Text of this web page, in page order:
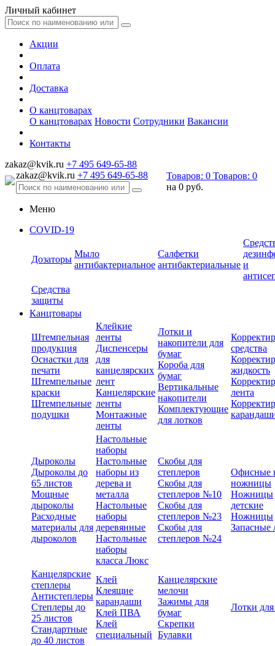
Личный кабинет
Акции
Оплата
Доставка
О канцтоварах
О канцтоварах Новости Сотрудники Вакансии
Контакты
zakaz@kvik.ru +7 495 649-65-88
zakaz@kvik.ru +7 495 649-65-88 Товаров: 0 Товаров: 0
на 0 руб.
Меню
COVID-19
Дозаторы
Мыло
антибактериальное
Салфетки
антибактериальные и
Средства
защиты
Канцтовары
Штемпельная
продукция
Оснастки для
печати
Штемпельные
краски
Штемпельные
подушки
Клейкие
ленты
Диспенсеры
для
канцелярских
лент
Канцелярские
ленты
Монтажные
ленты
Лотки и
накопители для
бумаг
Короба для
бумаг
Вертикальные
накопители
Комплектующие
для лотков
средства
жидкость
лента
Дыроколы
Дыроколы до
65 листов
Мощные
дыроколы
Расходные
материалы для
дыроколов
Настольные
наборы
Настольные
наборы из
дерева и
металла
Настольные
наборы
деревянные
Настольные
наборы
класса Люкс
Скобы для
степлеров
Скобы для
степлеров №10
Скобы для
степлеров №23
Скобы для
степлеров №24
Офисные
ножницы
Ножницы
детские
Ножницы
Запасные
Канцелярские
степлеры
Антистеплеры
Степлеры до
25 листов
Стандартные
до 40 листов
Клей
Клеящие
карандаши
Клей ПВА
Клей
специальный
Канцелярские
мелочи
Зажимы для
бумаг
Скрепки
Булавки
Лотки